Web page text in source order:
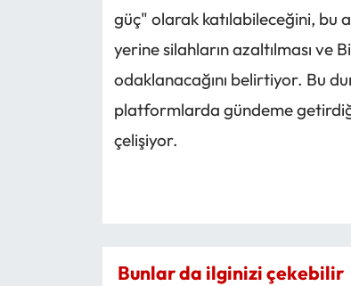
güç" olarak katılabileceğini, bu
yerine silahların azaltılması ve
odaklanacağını belirtiyor. Bu
platformlarda gündeme
çelişiyor.
Bunlar da ilginizi çekebilir